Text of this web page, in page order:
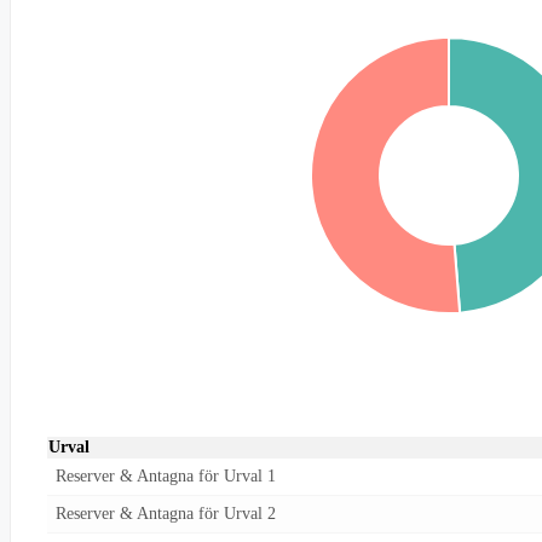
Urval
Reserver & Antagna för Urval 1
Reserver & Antagna för Urval 2